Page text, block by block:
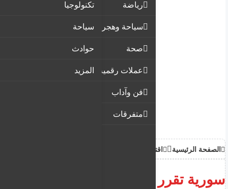
رياضة
سياحة وهجرة
صحة
عملات رقمية
فن وآداب
متفرقات
تكنولوجيا
سياحة
حوادث
المزيد
الصفحة الرئيسية اقتصاد
سورية تقرر إغلاق المحال